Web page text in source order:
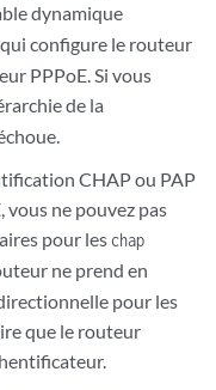
dynamique
qui configure le routeur
PPPoE. Si vous
de la
CHAP ou PAP
ne pouvez pas
pour les chap
ne prend en
pour les
que le routeur